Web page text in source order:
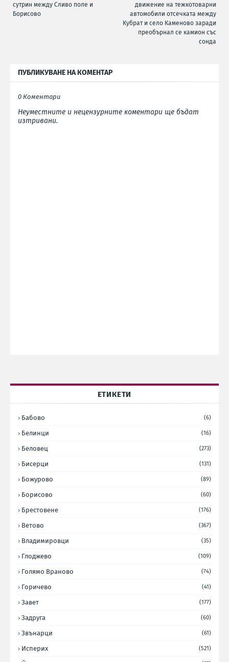
движение на тежкотоварни
автомобили отсечката между
Кубрат и село Каменово заради
преобърнал се камион със
сонда
сутрин между Сливо поле и
Борисово
ПУБЛИКУВАНЕ НА КОМЕНТАР
0 Коментари
Неуместните и нецензурните коментари ще бъдат
изтривани.
ЕТИКЕТИ
Бабово (6)
Белинци (16)
Беловец (273)
Бисерци (131)
Божурово (89)
Борисово (60)
Брестовене (176)
Ветово (367)
Владимировци (35)
Глоджево (109)
Голямо Враново (74)
Горичево (41)
Завет (177)
Задруга (60)
Звънарци (61)
Исперих (521)